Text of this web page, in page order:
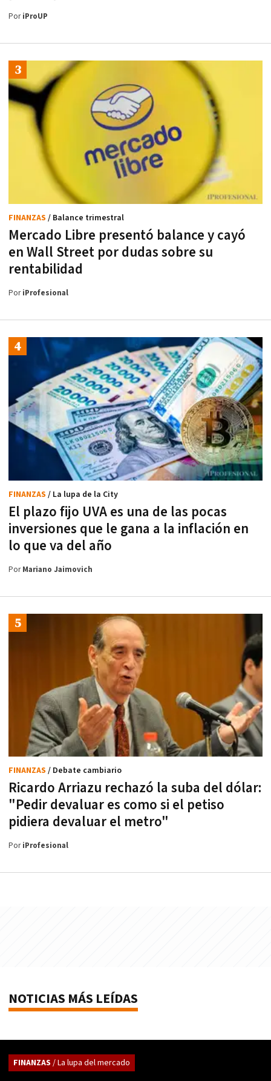
PoriProUP
Mercado Libre presentó balance y cayó
en Wall Street por dudas sobre su
rentabilidad
FINANZAS / Balance trimestral
PoriProfesional
El plazo fijo UVA es una de las pocas
inversiones que le gana a la inflación en
lo que va del año
FINANZAS / La lupa de la City
PorMariano Jaimovich
Ricardo Arriazu rechazó la suba del dólar:
"Pedir devaluar es como si el petiso
pidiera devaluar el metro"
FINANZAS / Debate cambiario
PoriProfesional
NOTICIAS MÁS LEÍDAS
FINANZAS / La lupa del mercado